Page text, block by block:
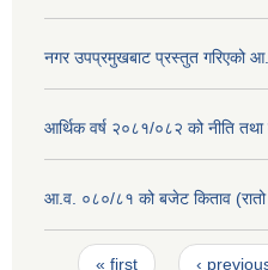
नगर उपप्रमुखबाट प्रस्तुत गरिएको
आर्थिक वर्ष २०८१/०८२ को नीति तथा
आ.व. ०८०/८१ को बजेट किताव (रातो
« first ‹